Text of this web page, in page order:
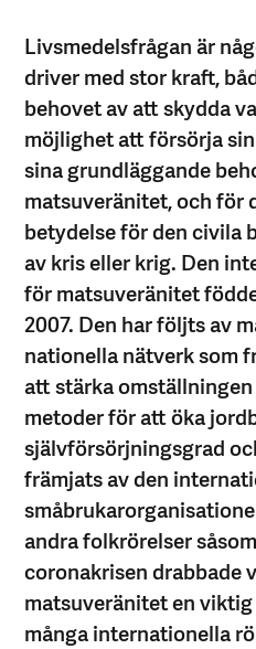
Livsmedelsfrågan är
driver med stor kraft,
behovet av att skydda
möjlighet att försörja
sina grundläggande
matsuveränitet, och för
betydelse för den civila
av kris eller krig. Den
för matsuveränitet
2007. Den har följts av
nationella nätverk som
att stärka
metoder för att öka
självförsörjningsgrad
främjats av den
andra folkrörelser
coronakrisen drabbade
matsuveränitet en
många internationella